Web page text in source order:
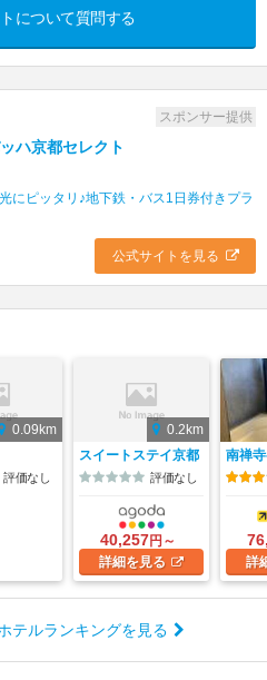
について質問する
スポンサー提供
ハ京都セレクト
にピッタリ♪地下鉄・バス1日券付きプラ
公式サイトを見る
0.09km
評価なし
0.2km
スイートステイ京都
評価なし
40,257円～
詳細を見る
南禅
詳
テルランキングを見る